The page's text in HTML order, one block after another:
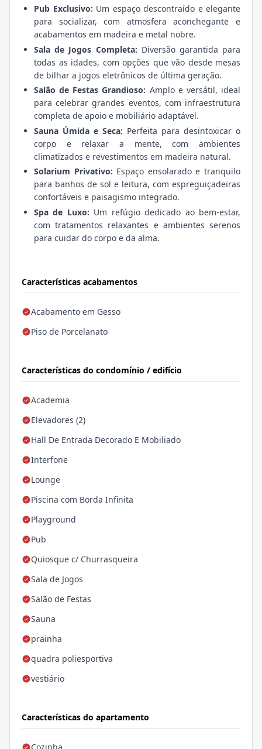
Características acabamentos
Acabamento em Gesso
Piso de Porcelanato
Características do condomínio / edifício
Academia
Elevadores (2)
Hall De Entrada Decorado E Mobiliado
Interfone
Lounge
Piscina com Borda Infinita
Playground
Pub
Quiosque c/ Churrasqueira
Sala de Jogos
Salão de Festas
Sauna
prainha
quadra poliesportiva
vestiário
Características do apartamento
Cozinha
Pub Exclusivo: Um espaço descontraído e elegante
para socializar, com atmosfera aconchegante e
acabamentos em madeira e metal nobre.
Sala de Jogos Completa: Diversão garantida para
todas as idades, com opções que vão desde mesas
de bilhar a jogos eletrônicos de última geração.
Salão de Festas Grandioso: Amplo e versátil, ideal
para celebrar grandes eventos, com infraestrutura
completa de apoio e mobiliário adaptável.
Sauna Úmida e Seca: Perfeita para desintoxicar o
corpo e relaxar a mente, com ambientes
climatizados e revestimentos em madeira natural.
Solarium Privativo: Espaço ensolarado e tranquilo
para banhos de sol e leitura, com espreguiçadeiras
confortáveis e paisagismo integrado.
Spa de Luxo: Um refúgio dedicado ao bem-estar,
com tratamentos relaxantes e ambientes serenos
para cuidar do corpo e da alma.